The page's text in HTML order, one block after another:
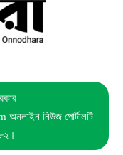
নিউজ পোর্টালটি